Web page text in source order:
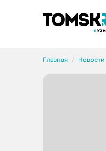
Главная Новости
Рубрики